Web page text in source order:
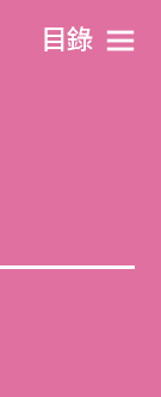
目​錄